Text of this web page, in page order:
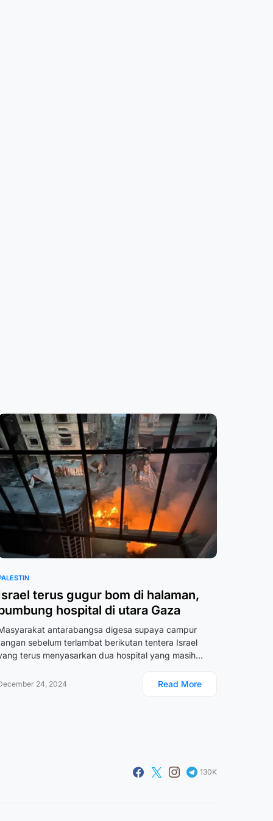
terus gugur bom di halaman,
hospital di utara Gaza
antarabangsa digesa supaya campur
sebelum terlambat berikutan tentera Israel
terus menyasarkan dua hospital yang masih…
24, 2024 Read More
130K